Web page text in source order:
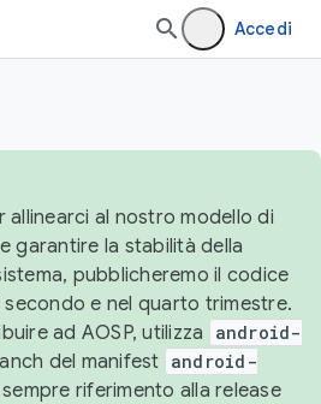
Accedi
allinearci al nostro modello di
garantire la stabilità della
pubblicheremo il codice
secondo e nel quarto trimestre.
ad AOSP, utilizza
android-
del manifest android-
riferimento alla release